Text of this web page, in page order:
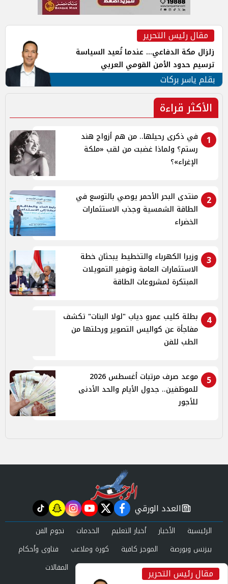
مقال رئيس التحرير
زلزال مكة الدفاعي... عندما تُعيد السياسة
ترسيم حدود الأمن القومي العربي
بقلم ياسر بركات
الأكثر قراءة
1
في ذكرى رحيلها.. من هم أزواج هند
رستم؟ ولماذا غضبت من لقب «ملكة
الإغراء»؟
2
منتدى البحر الأحمر يوصي بالتوسع في
الطاقة الشمسية وجذب الاستثمارات
الخضراء
3
وزيرا الكهرباء والتخطيط يبحثان خطة
الاستثمارات العامة وتوفير التمويلات
المبتكرة لمشروعات الطاقة
4
بطلة كليب عمرو دياب "لولا البنات" تكشف
مفاجأة عن كواليس التصوير ورحلتها من
الطب للفن
5
موعد صرف مرتبات أغسطس 2026
للموظفين.. جدول الأيام والحد الأدنى
للأجور
مقال رئيس التحرير
newspaper
العدد الورقي facebook
twitter
youtube
instagram
snapchat
tiktok
الرئيسية الأخبار أخبار التعليم الخدمات
نجوم الفن
بيزنس وبورصة
الموجز كافية كورة وملاعب
فتاوى وأحكام
صحة وجمال
عرب وعالم حوادث ومحاكم
المقالات